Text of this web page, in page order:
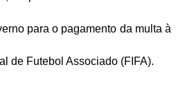
para o pagamento da multa à
de Futebol Associado (FIFA).